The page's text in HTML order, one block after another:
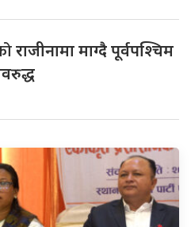
राजीनामा माग्दै पूर्वपश्चिम